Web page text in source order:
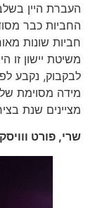
העברת היין
החביות כבר
חביות שונות
משיטת יישון זו
לבקבוק, נקבע
מידה מסוימת של
מציינים שנת בציר.
שרי, פורט ווויסקי